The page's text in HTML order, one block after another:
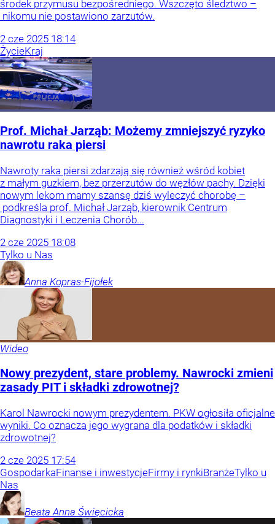
środek przymusu bezpośredniego. Wszczęto śledztwo –
nikomu nie postawiono zarzutów.
2 cze 2025 18:14
ŻycieKraj
Prof. Michał Jarząb: Możemy zmniejszyć ryzyko
nawrotu raka piersi
Nawroty raka piersi zdarzają się również wśród kobiet
z małym guzkiem, bez przerzutów do węzłów pachy. Dzięki
nowym lekom mamy szansę dziś wyleczyć chorobę –
podkreśla prof. Michał Jarząb, kierownik Centrum
Diagnostyki i Leczenia Chorób...
2 cze 2025 18:08
Tylko u Nas
Anna Kopras-Fijołek
Wideo
Nowy prezydent, stare problemy. Nawrocki zmieni
zasady PIT i składki zdrowotnej?
Karol Nawrocki nowym prezydentem. PKW ogłosiła oficjalne
wyniki. Co oznacza jego wygrana dla podatków i składki
zdrowotnej?
2 cze 2025 17:54
GospodarkaFinanse i inwestycjeFirmy i rynkiBranżeTylko u
Nas
Beata Anna Święcicka